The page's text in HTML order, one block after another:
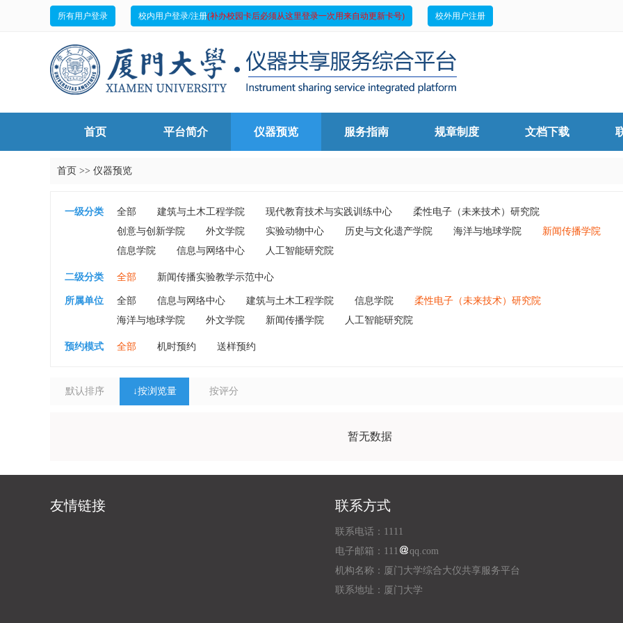
所有用户登录 校内用户登录/注册(补办校园卡后必须从这里登录一次用来自动更新卡号) 校外用户注册
首页 平台简介 仪器预览 服务指南 规章制度 文档下载
首页 >> 仪器预览
一级分类 全部 建筑与土木工程学院 现代教育技术与实践训练中心
柔性电子（未来技术）研究院
创意与创新学院
外文学院 实验动物中心 历史与文化遗产学院 海洋与地球学院
新闻传播学院
信息学院
信息与网络中心 人工智能研究院
二级分类 全部 新闻传播实验教学示范中心
所属单位 全部 信息与网络中心 建筑与土木工程学院 信息学院
柔性电子（未来技术）研究院
海洋与地球学院
外文学院 新闻传播学院 人工智能研究院
预约模式 全部 机时预约 送样预约
默认排序 ↓按浏览量 按评分
暂无数据
友情链接 联系方式
联系电话：1111
电子邮箱：111
qq.com
机构名称：厦门大学综合大仪共享服务平台
联系地址：厦门大学